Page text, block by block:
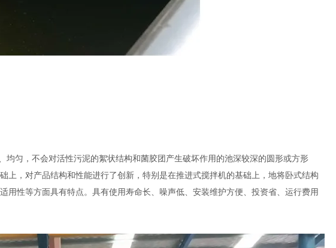
匀，不会对活性污泥的絮状结构和菌胶团产生破坏作用的池深较深的圆形或方形
上，对产品结构和性能进行了创新，特别是在推进式搅拌机的基础上，地将卧式结构
性等方面具有特点。具有使用寿命长、噪声低、安装维护方便、投资省、运行费用